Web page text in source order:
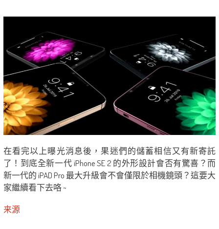
在看完以上曝光消息後，果迷們的儲蓄相信又有新寄託
了！到底全新一代 iPhone SE 2 的外形設計會否有驚喜？而
新一代的 iPAD Pro 最大升級會不會僅限於相機鏡頭？這要大
家繼續看下去咯 ~
来源